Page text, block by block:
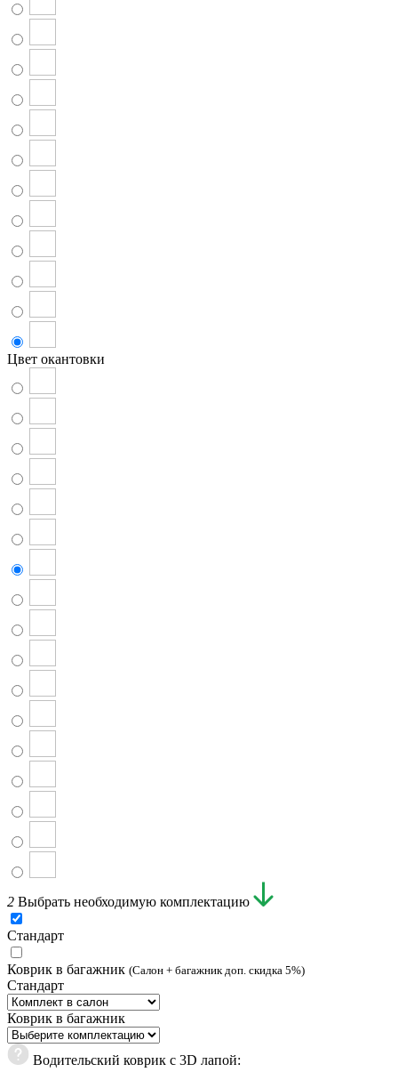
Цвет окантовки
2 Выбрать необходимую комплектацию
Стандарт
Коврик в багажник (Салон + багажник доп. скидка 5%)
Стандарт
Коврик в багажник
Водительский коврик с 3D лапой: